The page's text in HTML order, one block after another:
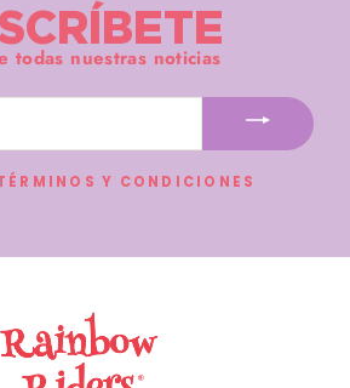
todas nuestras noticias
Y CONDICIONES